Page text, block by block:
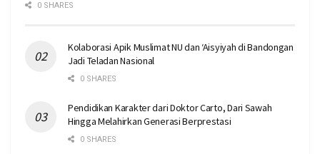
0 SHARES
Kolaborasi Apik Muslimat NU dan ‘Aisyiyah di Bandongan
Jadi Teladan Nasional
0 SHARES
Pendidikan Karakter dari Doktor Carto, Dari Sawah
Hingga Melahirkan Generasi Berprestasi
0 SHARES